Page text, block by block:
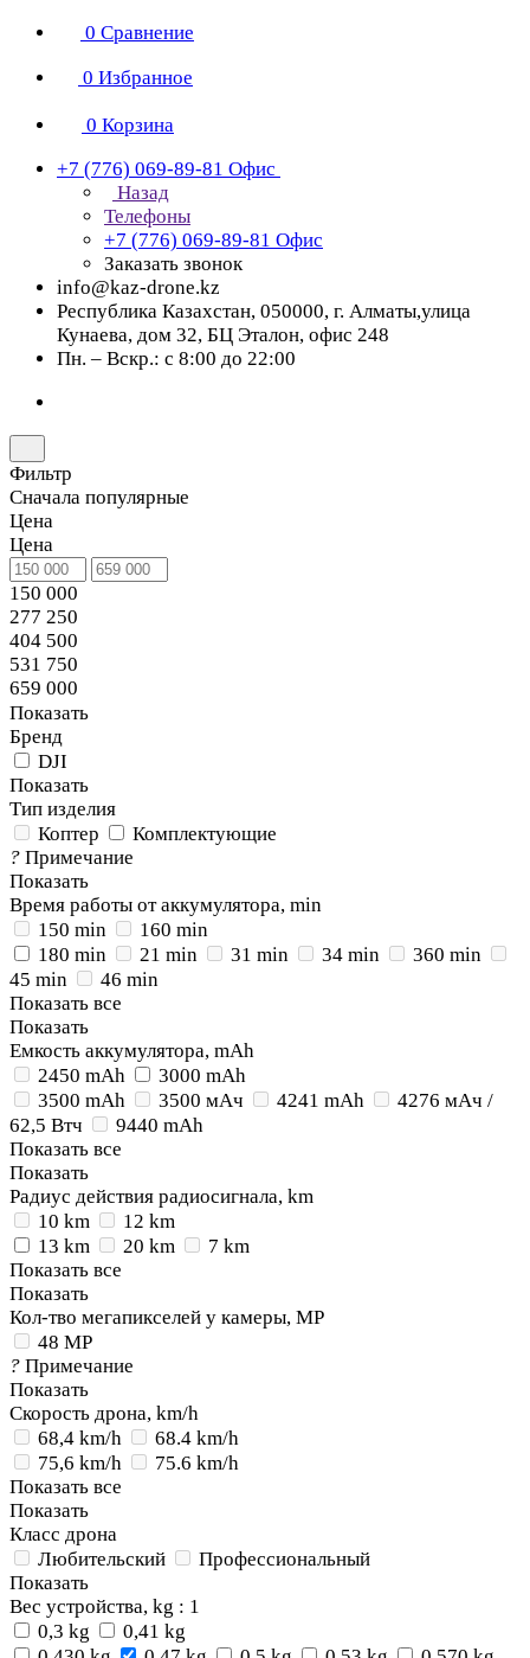
0 Сравнение
0 Избранное
0 Корзина
+7 (776) 069-89-81 Офис
Назад
Телефоны
+7 (776) 069-89-81 Офис
Заказать звонок
info@kaz-drone.kz
Республика Казахстан, 050000, г. Алматы,улица
Кунаева, дом 32, БЦ Эталон, офис 248
Пн. – Вскр.: с 8:00 до 22:00
Фильтр
Сначала популярные
Цена
Цена
150 000
277 250
404 500
531 750
659 000
Показать
Бренд
DJI
Показать
Тип изделия
Коптер
Комплектующие
? Примечание
Показать
Время работы от аккумулятора, min
150 min
160 min
180 min
21 min 31 min 34 min
360 min
45 min
46 min
Показать все
Показать
Емкость аккумулятора, mAh
2450 mAh
3000 mAh
3500 mAh
3500 мАч 4241 mAh
4276 мАч /
62,5 Втч
9440 mAh
Показать все
Показать
Радиус действия радиосигнала, km
10 km
12 km
13 km
20 km
7 km
Показать все
Показать
Кол-тво мегапикселей у камеры, MP
48 MP
? Примечание
Показать
Скорость дрона, km/h
68,4 km/h
68.4 km/h
75,6 km/h
75.6 km/h
Показать все
Показать
Класс дрона
Любительский
Профессиональный
Показать
Вес устройства, kg : 1
0,3 kg
0,41 kg